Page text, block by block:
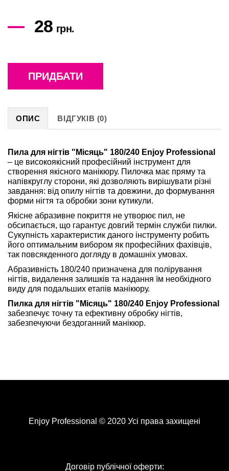
28 грн.
ПРИДБАТИ
ОПИС ВІДГУКІВ (0)
Пила для нігтів "Місяць" 180/240 Enjoy Professional
– це високоякісний професійний інструмент для
створення якісного манікюру. Пилочка має пряму та
напівкруглу сторони, які дозволяють вирішувати різні
завдання: від опилу нігтів та довжини, до формування
форми нігтя та обробки зони кутикули.
Якісне абразивне покриття не утворює пил, не
обсипається, що гарантує довгий термін служби пилки.
Сукупність характеристик даного інструменту робить
його оптимальним вибором як професійних фахівців,
так повсякденного догляду в домашніх умовах.
Абразивність 180/240 призначена для полірування
нігтів, видалення залишків та надання їм необхідного
виду для подальших етапів манікюру.
Пилка для нігтів "Місяць" 180/240 Enjoy Professional
забезпечує точну та ефективну обробку нігтів,
забезпечуючи бездоганний манікюр.
Enjoy Professional © 2020 Усі права захищені
Договір публічної оферти: